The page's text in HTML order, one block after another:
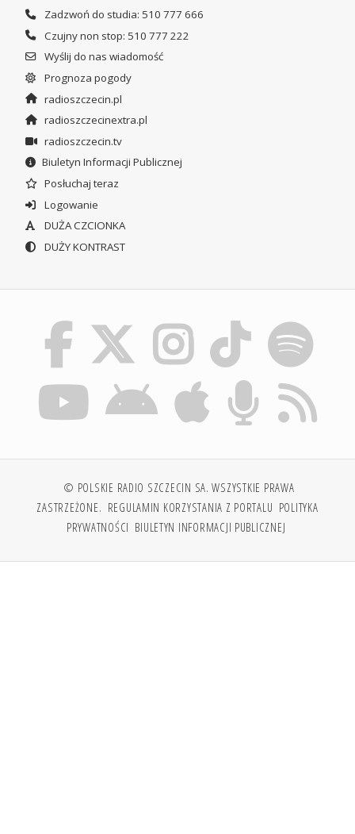
Zadzwoń do studia: 510 777 666
Czujny non stop: 510 777 222
Wyślij do nas wiadomość
Prognoza pogody
radioszczecin.pl
radioszczecinextra.pl
radioszczecin.tv
Biuletyn Informacji Publicznej
Posłuchaj teraz
Logowanie
DUŻA CZCIONKA
DUŻY KONTRAST
© POLSKIE RADIO SZCZECIN SA. WSZYSTKIE PRAWA
ZASTRZEŻONE. REGULAMIN KORZYSTANIA Z PORTALU POLITYKA
PRYWATNOŚCI BIULETYN INFORMACJI PUBLICZNEJ